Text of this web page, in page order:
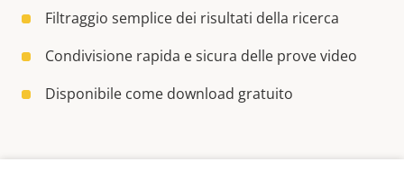
Filtraggio semplice dei risultati della ricerca
Condivisione rapida e sicura delle prove video
Disponibile come download gratuito